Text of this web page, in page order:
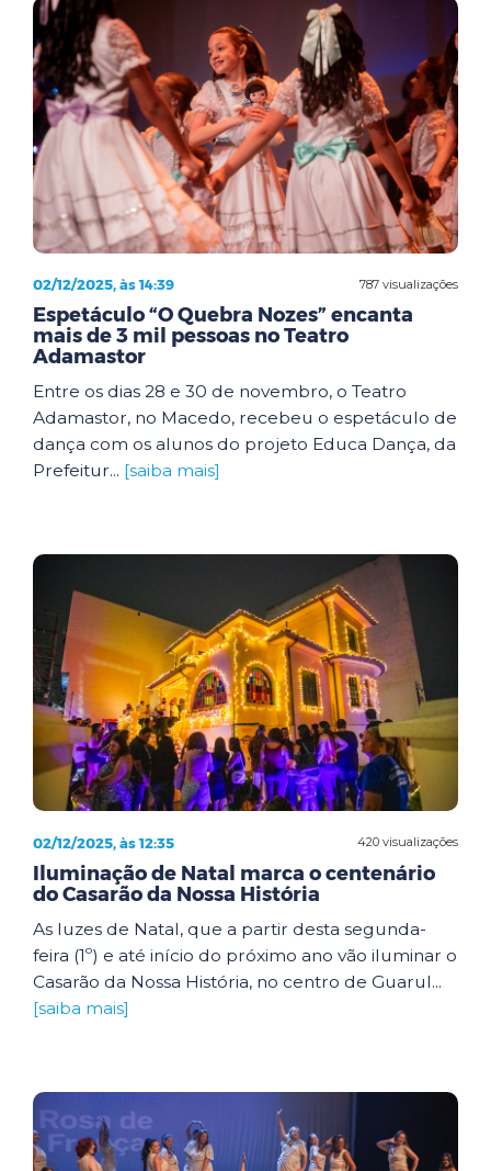
787 visualizações
02/12/2025, às 14:39
Espetáculo “O Quebra Nozes” encanta
mais de 3 mil pessoas no Teatro
Adamastor
Entre os dias 28 e 30 de novembro, o Teatro
Adamastor, no Macedo, recebeu o espetáculo de
dança com os alunos do projeto Educa Dança, da
Prefeitur... [saiba mais]
420 visualizações
02/12/2025, às 12:35
Iluminação de Natal marca o centenário
do Casarão da Nossa História
As luzes de Natal, que a partir desta segunda-
feira (1º) e até início do próximo ano vão iluminar o
Casarão da Nossa História, no centro de Guarul...
[saiba mais]